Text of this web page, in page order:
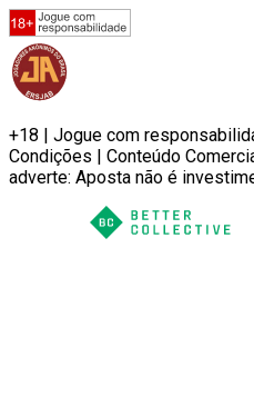
+18 | Jogue com
Condições | Conteúdo
adverte: Aposta não é